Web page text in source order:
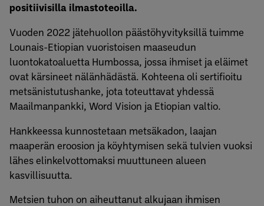
positiivisilla ilmastoteoilla.
Vuoden 2022 jätehuollon päästöhyvityksillä tuimme
Lounais-Etiopian vuoristoisen maaseudun
luontokatoaluetta Humbossa, jossa ihmiset ja eläimet
ovat kärsineet nälänhädästä. Kohteena oli sertifioitu
metsänistutushanke, jota toteuttavat yhdessä
Maailmanpankki, Word Vision ja Etiopian valtio.
Hankkeessa kunnostetaan metsäkadon, laajan
maaperän eroosion ja köyhtymisen sekä tulvien vuoksi
lähes elinkelvottomaksi muuttuneen alueen
kasvillisuutta.
Metsien tuhon on aiheuttanut alkujaan ihmisen